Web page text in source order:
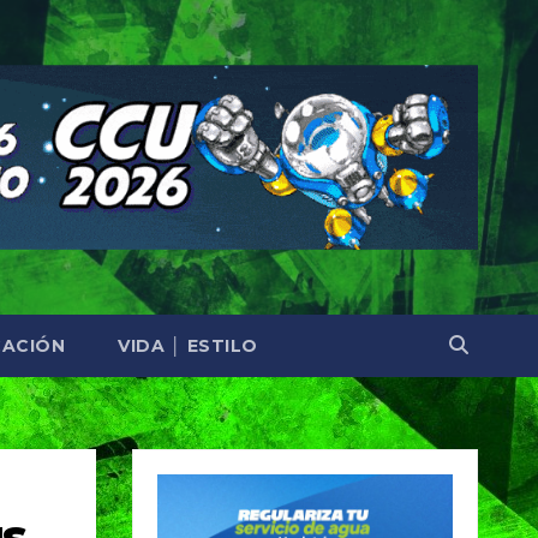
VIDA │ ESTILO